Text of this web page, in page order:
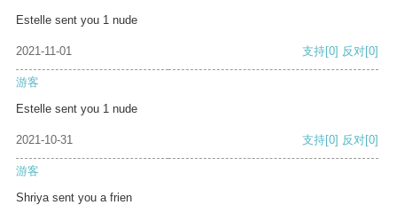
Estelle sent you 1 nude
2021-11-01 支持[0] 反对[0]
游客
Estelle sent you 1 nude
2021-10-31 支持[0] 反对[0]
游客
Shriya sent you a frien